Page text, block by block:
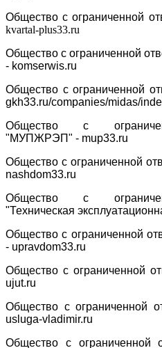
Общество с ограниченной
kvartal-plus33.ru
Общество с ограниченной
- komserwis.ru
Общество с ограниченной
gkh33.ru/companies/midas/
Общество с
"МУПЖРЭП" - mup33.ru
Общество с ограниченной
nashdom33.ru
Общество с
"Техническая
Общество с ограниченной
- upravdom33.ru
Общество с ограниченной
ujut.ru
Общество с ограниченной
usluga-vladimir.ru
Общество с ограниченной